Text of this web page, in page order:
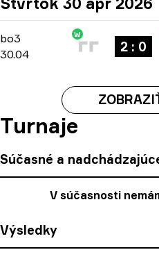
bo3 -bo3
30.04
W
2 : 0
Turnaje
Súčasné a
V súčasnosti
Výsledky